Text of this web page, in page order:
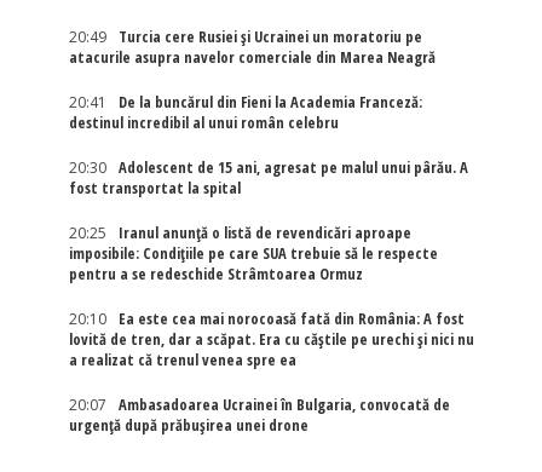
20:49
Turcia cere Rusiei și Ucrainei un moratoriu pe
atacurile asupra navelor comerciale din Marea Neagră
20:41
De la buncărul din Fieni la Academia Franceză:
destinul incredibil al unui român celebru
20:30
Adolescent de 15 ani, agresat pe malul unui pârău. A
fost transportat la spital
20:25
Iranul anunță o listă de revendicări aproape
imposibile: Condițiile pe care SUA trebuie să le respecte
pentru a se redeschide Strâmtoarea Ormuz
20:10
Ea este cea mai norocoasă fată din România: A fost
lovită de tren, dar a scăpat. Era cu căștile pe urechi și nici nu
a realizat că trenul venea spre ea
20:07
Ambasadoarea Ucrainei în Bulgaria, convocată de
urgență după prăbușirea unei drone